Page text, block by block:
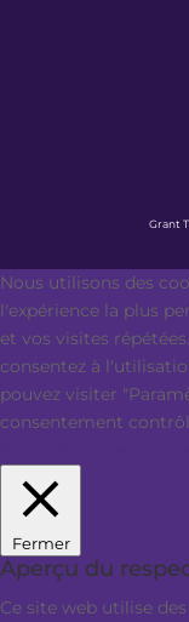
Grant
Nous utilisons des
l'expérience la plus
et vos visites
consentez à
pouvez visiter
consentement
Fermer
Aperçu du
Ce site web utilise